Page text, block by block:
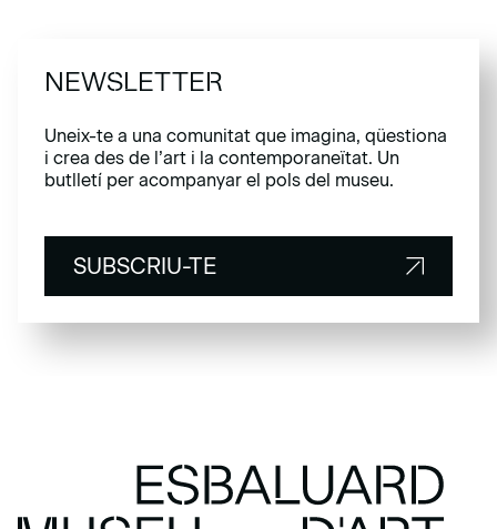
NEWSLETTER
Uneix-te a una comunitat que imagina, qüestiona
i crea des de l’art i la contemporaneïtat. Un
butlletí per acompanyar el pols del museu.
SUBSCRIU-TE
SUBSCRIU-TE